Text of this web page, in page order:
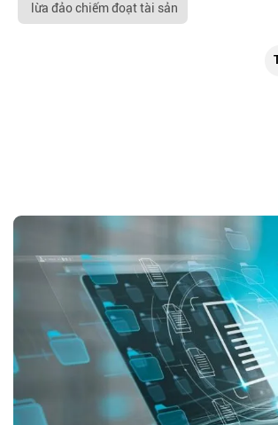
lừa đảo chiếm đoạt tài sản